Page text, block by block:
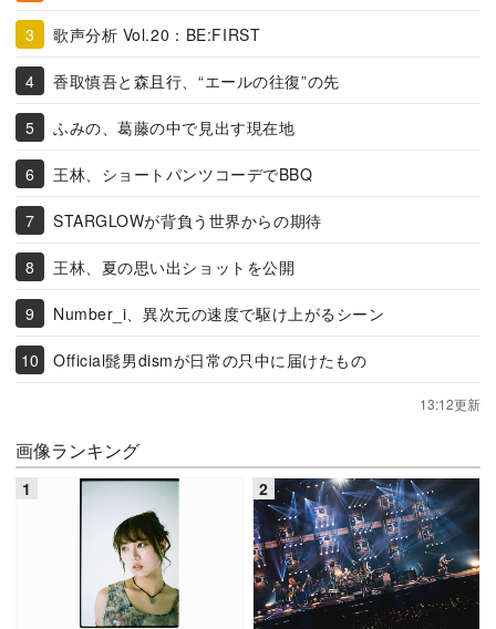
歌声分析 Vol.20：BE:FIRST
香取慎吾と森且行、“エールの往復”の先
ふみの、葛藤の中で見出す現在地
王林、ショートパンツコーデでBBQ
STARGLOWが背負う世界からの期待
王林、夏の思い出ショットを公開
Number_i、異次元の速度で駆け上がるシーン
Official髭男dismが日常の只中に届けたもの
13:12更新
画像ランキング